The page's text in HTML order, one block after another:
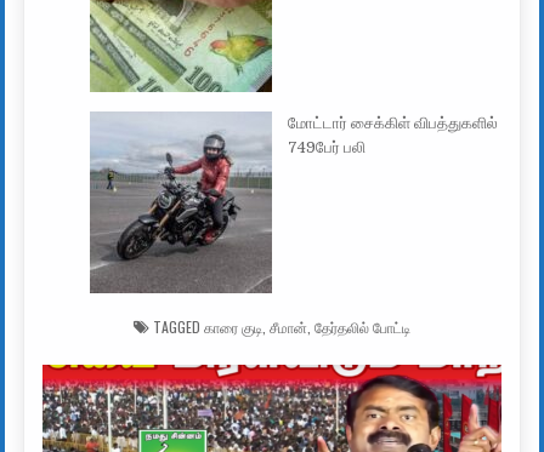
மோட்டார் சைக்கிள் விபத்துகளில்
749பேர் பலி
TAGGED காரை குடி சீமான் தேர்தலில் போட்டி